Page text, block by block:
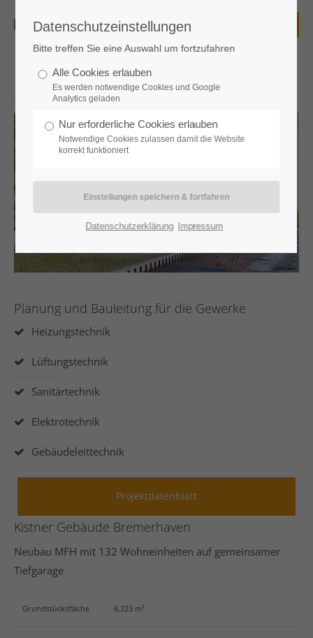
Login
Passwort
Register|Lost your password?
Lorem ipsum dolor sit amet:
24h / 365days
We offer support for our customers
Get in touch
376-293 City Road, Suite 600
San Francisco, CA 94102
Have any questions?
Planung und Bauleitung für die Gewerke
Heizungstechnik
Lüftungstechnik
Sanitärtechnik
Elektrotechnik
Gebäudeleittechnik
Projektdatenblatt
Kistner Gebäude Bremerhaven
Neubau MFH mit 132 Wohneinheiten auf gemeinsamer
Tiefgarage
Grundstücksfläche 6.223 m³
Datenschutzeinstellungen
Bitte treffen Sie eine Auswahl um fortzufahren
Alle Cookies erlauben
Es werden notwendige Cookies und Google
Analytics geladen
Nur erforderliche Cookies erlauben
Notwendige Cookies zulassen damit die Website
korrekt funktioniert
Datenschutzerklärung Impressum